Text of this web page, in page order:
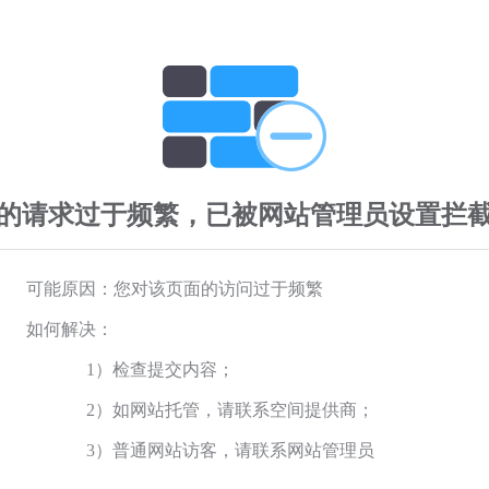
请求过于频繁，已被网站管理员设置拦
可能原因：您对该页面的访问过于频繁
如何解决：
1）检查提交内容；
2）如网站托管，请联系空间提供商；
3）普通网站访客，请联系网站管理员